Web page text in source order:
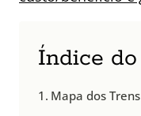
Índice
Mapa dos